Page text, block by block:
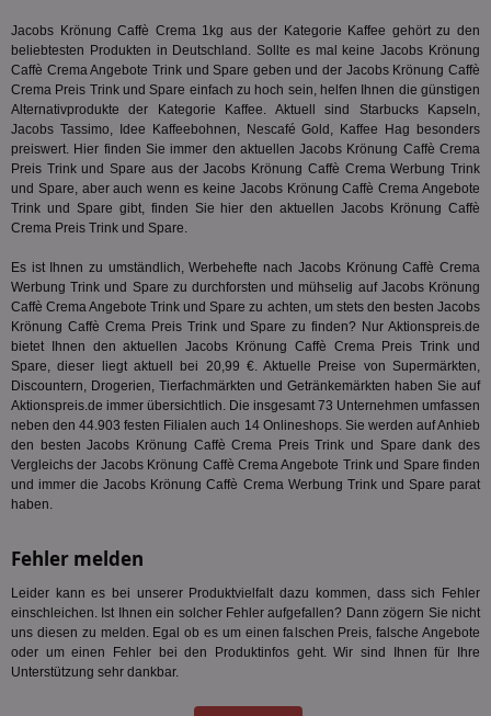
Jacobs Krönung Caffè Crema 1kg aus der Kategorie Kaffee gehört zu den
beliebtesten Produkten in Deutschland. Sollte es mal keine Jacobs Krönung
Caffè Crema Angebote Trink und Spare geben und der Jacobs Krönung Caffè
Crema Preis Trink und Spare einfach zu hoch sein, helfen Ihnen die günstigen
Alternativprodukte der Kategorie
Kaffee. Aktuell sind Starbucks Kapseln,
Jacobs Tassimo, Idee Kaffeebohnen, Nescafé Gold, Kaffee Hag besonders
preiswert. Hier finden Sie immer den aktuellen Jacobs Krönung Caffè Crema
Preis Trink und Spare aus der Jacobs Krönung Caffè Crema Werbung Trink
und Spare, aber auch wenn es keine Jacobs Krönung Caffè Crema Angebote
Trink und Spare gibt, finden Sie hier den aktuellen Jacobs Krönung Caffè
Crema Preis Trink und Spare.
Es ist Ihnen zu umständlich, Werbehefte nach Jacobs Krönung Caffè Crema
Werbung Trink und Spare zu durchforsten und mühselig auf Jacobs Krönung
Caffè Crema Angebote Trink und Spare zu achten, um stets den besten Jacobs
Krönung Caffè Crema Preis Trink und Spare zu finden? Nur Aktionspreis.de
bietet Ihnen den aktuellen Jacobs Krönung Caffè Crema Preis Trink und
Spare, dieser liegt aktuell bei 20,99 €. Aktuelle Preise von Supermärkten,
Discountern, Drogerien, Tierfachmärkten und Getränkemärkten haben Sie auf
Aktionspreis.de immer übersichtlich. Die insgesamt 73 Unternehmen umfassen
neben den 44.903 festen Filialen auch 14 Onlineshops. Sie werden auf Anhieb
den besten Jacobs Krönung Caffè Crema Preis Trink und Spare dank des
Vergleichs der Jacobs Krönung Caffè Crema Angebote Trink und Spare finden
und immer die Jacobs Krönung Caffè Crema Werbung Trink und Spare parat
haben.
Fehler melden
Leider kann es bei unserer Produktvielfalt dazu kommen, dass sich Fehler
einschleichen. Ist Ihnen ein solcher Fehler aufgefallen? Dann zögern Sie nicht
uns diesen zu melden. Egal ob es um einen falschen Preis, falsche Angebote
oder um einen Fehler bei den Produktinfos geht. Wir sind Ihnen für Ihre
Unterstützung sehr dankbar.
und
pi
TradeTracker
.pubmatic.com
1 Tag
der
das
auf
.aktionspreis.de
Monat
ist mit
eine
am
zu
indem
als
zur
und
für
adx_ts
ORTEC B.V.
.optinadserving.com
1 Jahr
digitalAudience
Social Audience B.V.
.target.digitalaudience.io
1 Jahr
zu
viewer
ORTEC B.V.
.optinadserving.com
1 Jahr
zu
tuuid_lu
.360yield.com 3 Monate
TDCPM
The Trade Desk Inc.
1 Jahr